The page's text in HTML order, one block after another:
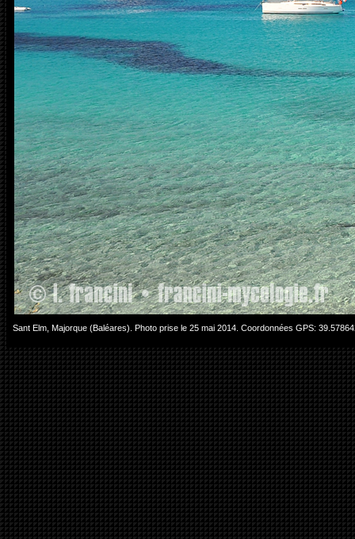
Sant Elm, Majorque (Baléares). Photo prise le 25 mai 2014. Coordonnées GPS: